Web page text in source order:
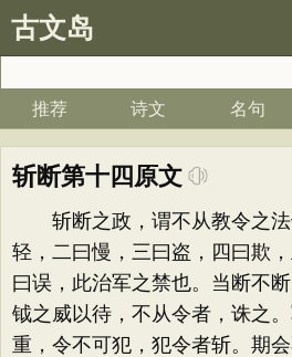
古文岛
推荐 诗文 名句
斩断第十四原文
斩断之政，谓不从教令之法
轻，二曰慢，三曰盗，四曰欺
曰误，此治军之禁也。当断不
钺之威以待，不从令者，诛之
重，令不可犯，犯令者斩。期